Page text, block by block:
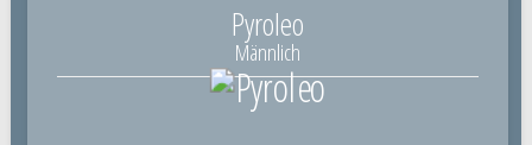
Pyroleo
Männlich